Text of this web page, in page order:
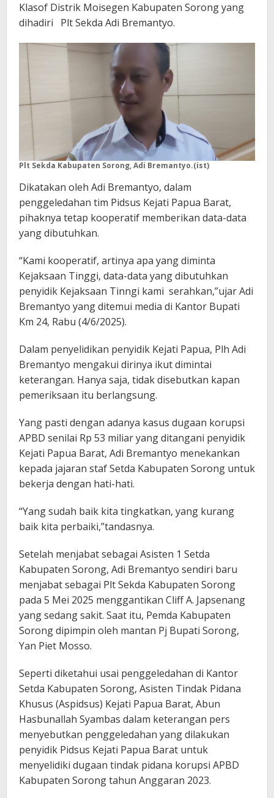
Klasof Distrik Moisegen Kabupaten Sorong yang
dihadiri Plt Sekda Adi Bremantyo.
Plt Sekda Kabupaten Sorong, Adi Bremantyo.(ist)
Dikatakan oleh Adi Bremantyo, dalam
penggeledahan tim Pidsus Kejati Papua Barat,
pihaknya tetap kooperatif memberikan data-data
yang dibutuhkan.
“Kami kooperatif, artinya apa yang diminta
Kejaksaan Tinggi, data-data yang dibutuhkan
penyidik Kejaksaan Tinngi kami serahkan,”ujar Adi
Bremantyo yang ditemui media di Kantor Bupati
Km 24, Rabu (4/6/2025).
Dalam penyelidikan penyidik Kejati Papua, Plh Adi
Bremantyo mengakui dirinya ikut dimintai
keterangan. Hanya saja, tidak disebutkan kapan
pemeriksaan itu berlangsung.
Yang pasti dengan adanya kasus dugaan korupsi
APBD senilai Rp 53 miliar yang ditangani penyidik
Kejati Papua Barat, Adi Bremantyo menekankan
kepada jajaran staf Setda Kabupaten Sorong untuk
bekerja dengan hati-hati.
“Yang sudah baik kita tingkatkan, yang kurang
baik kita perbaiki,”tandasnya.
Setelah menjabat sebagai Asisten 1 Setda
Kabupaten Sorong, Adi Bremantyo sendiri baru
menjabat sebagai Plt Sekda Kabupaten Sorong
pada 5 Mei 2025 menggantikan Cliff A. Japsenang
yang sedang sakit. Saat itu, Pemda Kabupaten
Sorong dipimpin oleh mantan Pj Bupati Sorong,
Yan Piet Mosso.
Seperti diketahui usai penggeledahan di Kantor
Setda Kabupaten Sorong, Asisten Tindak Pidana
Khusus (Aspidsus) Kejati Papua Barat, Abun
Hasbunallah Syambas dalam keterangan pers
menyebutkan penggeledahan yang dilakukan
penyidik Pidsus Kejati Papua Barat untuk
menyelidiki dugaan tindak pidana korupsi APBD
Kabupaten Sorong tahun Anggaran 2023.